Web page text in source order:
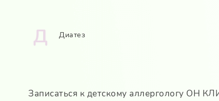
Д Диатез
Записаться к детскому аллергологу ОН